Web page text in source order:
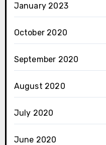
January 2023
October 2020
September 2020
August 2020
July 2020
June 2020